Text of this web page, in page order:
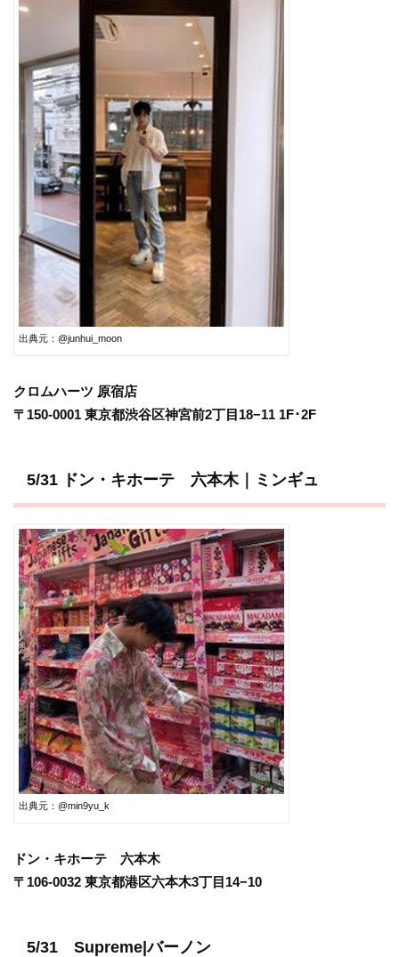
出典元：@junhui_moon
クロムハーツ 原宿店
〒150-0001 東京都渋谷区神宮前2丁目18−11 1F･2F
5/31 ドン・キホーテ 六本木｜ミンギュ
出典元：@min9yu_k
ドン・キホーテ 六本木
〒106-0032 東京都港区六本木3丁目14−10
5/31 Supreme|バーノン